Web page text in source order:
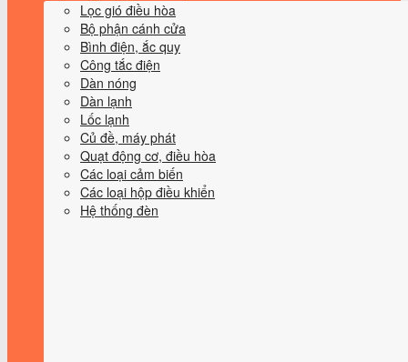
Lọc gió điều hòa
Bộ phận cánh cửa
Bình điện, ắc quy
Công tắc điện
Dàn nóng
Dàn lạnh
Lốc lạnh
Củ đề, máy phát
Quạt động cơ, điều hòa
Các loại cảm biến
Các loại hộp điều khiển
Hệ thống đèn